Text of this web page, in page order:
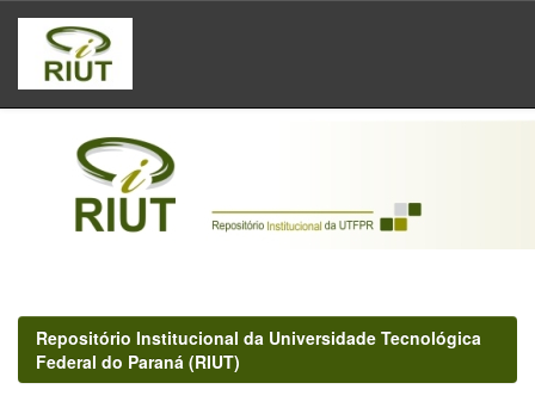
Skip
navigation
Repositório Institucional da Universidade Tecnológica
Federal do Paraná (RIUT)